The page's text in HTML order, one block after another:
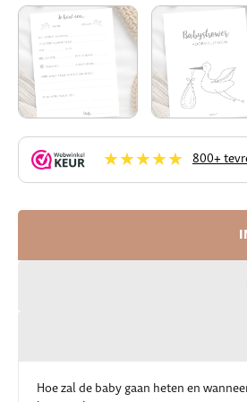
★★★★★ 800+
Hoe zal de baby gaan heten en